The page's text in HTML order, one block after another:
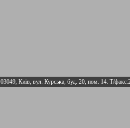
03049, Київ, вул. Курська, буд. 20, пом. 14. Т/